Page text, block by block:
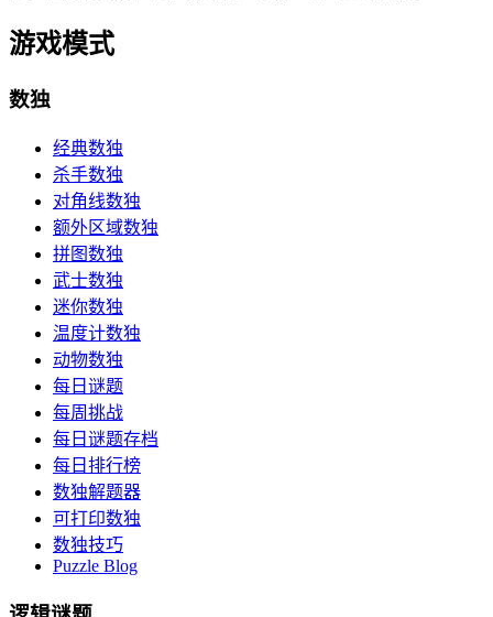
游戏模式
数独
经典数独
杀手数独
对角线数独
额外区域数独
拼图数独
武士数独
迷你数独
温度计数独
动物数独
每日谜题
每周挑战
每日谜题存档
每日排行榜
数独解题器
可打印数独
数独技巧
Puzzle Blog